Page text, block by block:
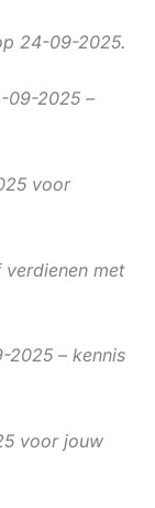
24-09-2025.
09-2025 –
voor
met
2025 – kennis
voor jouw